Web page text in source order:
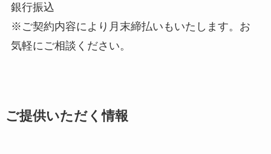
銀行振込
※ご契約内容により月末締払いもいたします。お
気軽にご相談ください。
ご提供いただく情報